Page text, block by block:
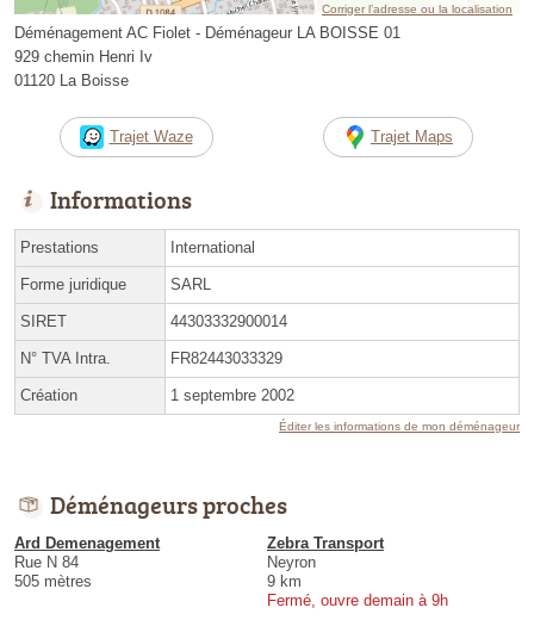
Corriger l’adresse ou la localisation
Déménagement AC Fiolet - Déménageur LA BOISSE 01
929 chemin Henri Iv
01120 La Boisse
Trajet Waze Trajet Maps
Informations
Prestations International
Forme juridique SARL
SIRET 44303332900014
N° TVA Intra. FR82443033329
Création 1 septembre 2002
Éditer les informations de mon déménageur
Déménageurs proches
Ard Demenagement
Rue N 84
505 mètres
Zebra Transport
Neyron
9 km
Fermé, ouvre demain à 9h